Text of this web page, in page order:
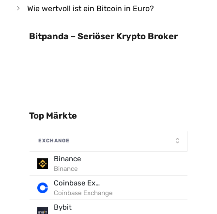
Wie wertvoll ist ein Bitcoin in Euro?
Bitpanda – Seriöser Krypto Broker
Top Märkte
EXCHANGE
Binance
Binance
Coinbase Exchange
Coinbase Exchange
Bybit